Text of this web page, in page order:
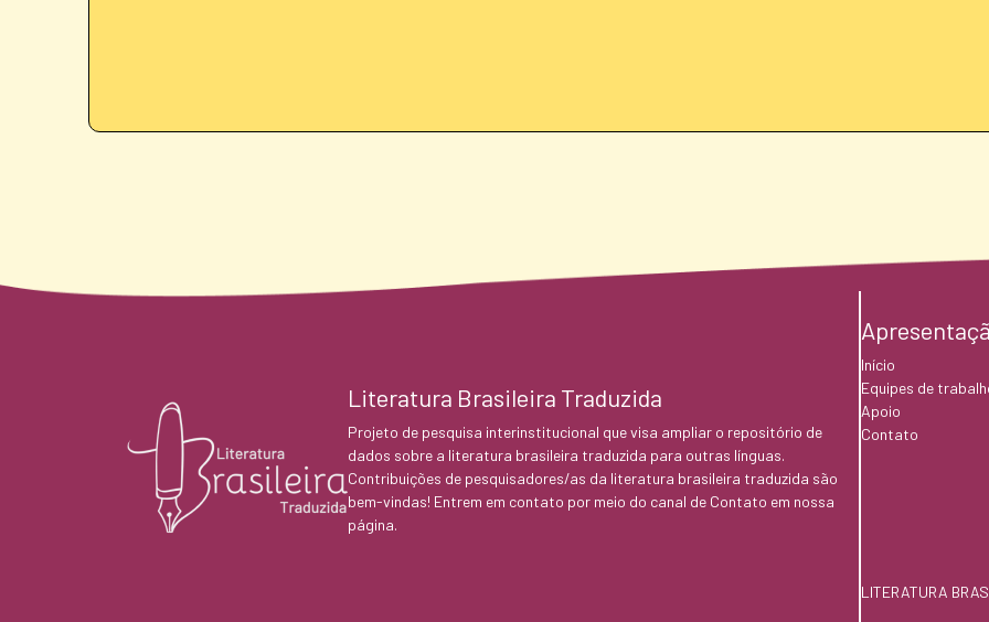
Literatura Brasileira Traduzida
Projeto de pesquisa interinstitucional que visa ampliar o repositório de
dados sobre a literatura brasileira traduzida para outras línguas.
Contribuições de pesquisadores/as da literatura brasileira traduzida são
bem-vindas! Entrem em contato por meio do canal de Contato em nossa
página.
Início
Equipes de
Apoio
Contato
LITERATURA